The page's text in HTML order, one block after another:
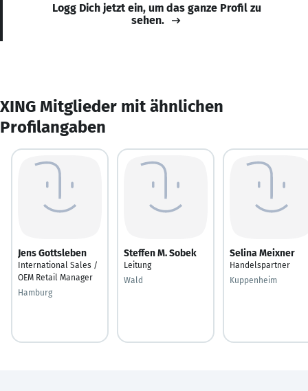
Logg Dich jetzt ein, um das ganze Profil zu
sehen.
XING Mitglieder mit ähnlichen
Profilangaben
Jens Gottsleben
International Sales /
OEM Retail Manager
Hamburg
Steffen M. Sobek
Leitung
Wald
Selina Meixner
Handelspartner
Kuppenheim